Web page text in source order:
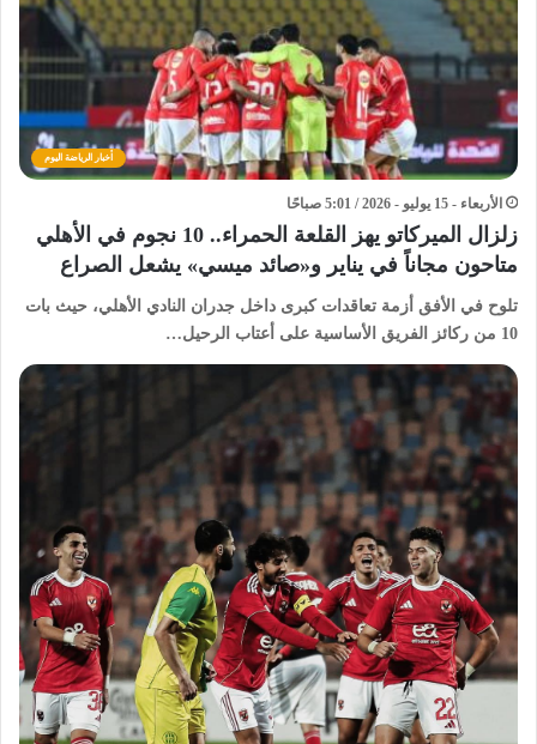
أخبار الرياضة اليوم
الأربعاء - 15 يوليو - 2026 / 5:01 صباحًا
زلزال الميركاتو يهز القلعة الحمراء.. 10 نجوم في الأهلي
متاحون مجاناً في يناير و«صائد ميسي» يشعل الصراع
​تلوح في الأفق أزمة تعاقدات كبرى داخل جدران النادي الأهلي، حيث بات
10 من ركائز الفريق الأساسية على أعتاب الرحيل…